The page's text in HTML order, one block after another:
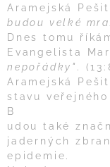
Aramejská
budou velké
Dnes tomu
Evangelista
nepořádky" .
Aramejská
stavu
B
udou také
jaderných
epidemie.